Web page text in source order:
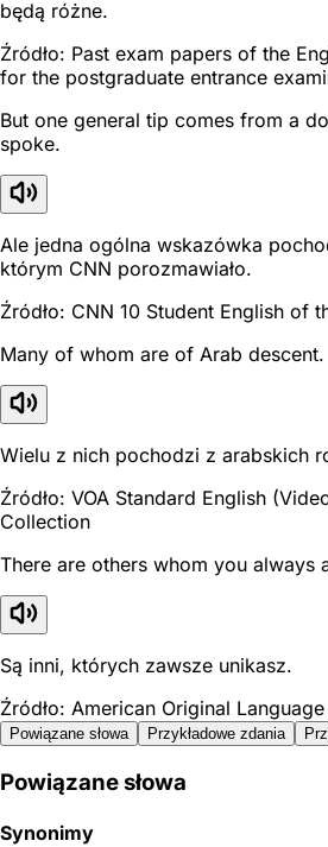
będą różne.
Źródło: Past exam papers of the
for the postgraduate entrance
But one general tip comes from a
spoke.
Ale jedna ogólna wskazówka
którym CNN porozmawiało.
Źródło: CNN 10 Student English of
Many of whom are of Arab descent.
Wielu z nich pochodzi z arabskich
Źródło: VOA Standard English
Collection
There are others whom you always
Są inni, których zawsze unikasz.
Źródło: American Original
Powiązane słowa Przykładowe zdania
Powiązane słowa
Synonimy